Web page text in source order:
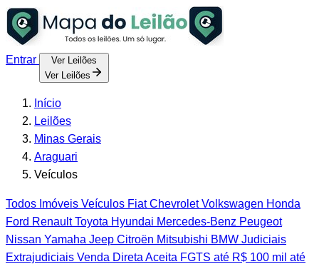
Entrar
Ver Leilões
Ver Leilões
Início
Leilões
Minas Gerais
Araguari
Veículos
Todos Imóveis Veículos FiatChevroletVolkswagen Honda
Ford RenaultToyota Hyundai Mercedes-Benz Peugeot
Nissan Yamaha Jeep Citroën Mitsubishi BMW Judiciais
Extrajudiciais Venda Direta Aceita FGTS até R$ 100 mil até